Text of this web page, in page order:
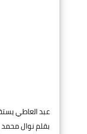
عبد العاطي
بقلم نوال